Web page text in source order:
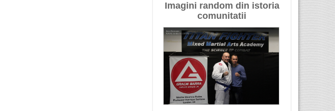
Imagini random din istoria
comunitatii